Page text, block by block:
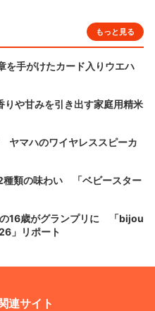
もっと見る
を手がけたカード入りウエハ
や甘みを引き出す家庭用精米
ヤマハのワイヤレススピーカ
種類の味わい 「ベビースター
16歳がグランプリに 「bijou
」リポート
連サイト